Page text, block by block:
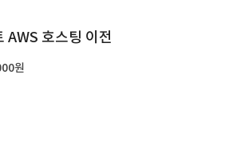
AWS 호스팅 이전
원